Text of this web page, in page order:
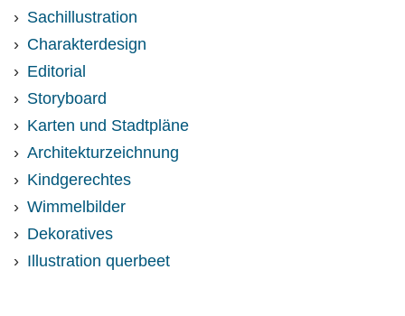
Sachillustration
Charakterdesign
Editorial
Storyboard
Karten und Stadtpläne
Architekturzeichnung
Kindgerechtes
Wimmelbilder
Dekoratives
Illustration querbeet